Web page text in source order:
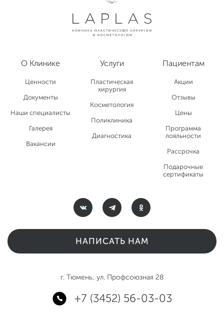
О Клинике
Ценности
Документы
Наши специалисты
Галерея
Вакансии
Услуги
Пластическая
хирургия
Косметология
Поликлиника
Диагностика
Пациентам
Акции
Отзывы
Цены
Программа
лояльности
Рассрочка
Подарочные
сертификаты
НАПИСАТЬ НАМ
г. Тюмень, ул. Профсоюзная 28
+7 (3452) 56-03-03